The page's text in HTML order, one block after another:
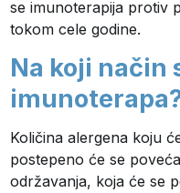
se imunoterapija protiv
tokom cele godine.
Na koji način
Količina alergena koju
postepeno će se
održavanja, koja će se